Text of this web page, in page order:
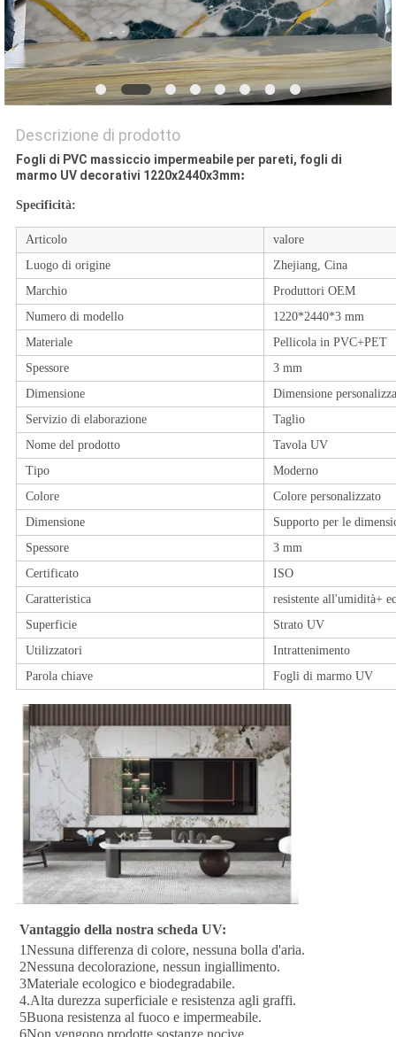
Descrizione di prodotto
Fogli di PVC massiccio impermeabile per pareti, fogli di
marmo UV decorativi 1220x2440x3mm:
Specificità:
Articolo
valore
Luogo di origine
Zhejiang, Cina
Marchio
Produttori OEM
Numero di modello
1220*2440*3 mm
Materiale
Pellicola in PVC+PET
Spessore
3 mm
Dimensione
Dimensione
Servizio di elaborazione
Taglio
Nome del prodotto
Tavola UV
Tipo
Moderno
Colore
Colore personalizzato
Dimensione
Supporto per le
Spessore
3 mm
Certificato
ISO
Caratteristica
resistente all'umidità+
Superficie
Strato UV
Utilizzatori
Intrattenimento
Parola chiave
Fogli di marmo UV
Vantaggio della nostra scheda UV:
1Nessuna differenza di colore, nessuna bolla d'aria.
2Nessuna decolorazione, nessun ingiallimento.
3Materiale ecologico e biodegradabile.
4.Alta durezza superficiale e resistenza agli graffi.
5Buona resistenza al fuoco e impermeabile.